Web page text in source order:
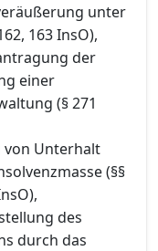
unter
163 InsO),
der
einer
(§ 271
von Unterhalt
(§§
des
durch das